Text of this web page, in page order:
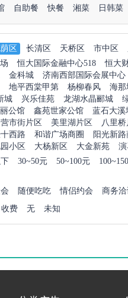
自助餐 快餐 湘菜 日韩菜
区 长清区 天桥区 市中区
恒大国际金融中心518 恒大
金科城 济南西部国际会展中心
地平西棠甲第 杨柳春风 海那
城
兴乐佳苑 龙湖水晶郦城
公馆
鑫苑世家公馆 蓝石大溪
营市街片区 美里湖片区 八里桥
西路 和谐广场商圈 阳光新路
小区 大杨新区 大金新苑
30~50元 50~100元
随便吃吃 情侣约会 商务洽
收费 无 未知